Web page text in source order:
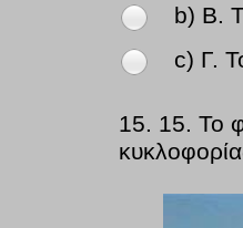
b) Β.
c) Γ.
15. 15. Το